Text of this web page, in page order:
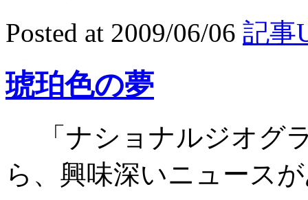
Posted at 2009/06/06 記事
琥珀色の夢
「ナショナルジオグ
ら、興味深いニュース